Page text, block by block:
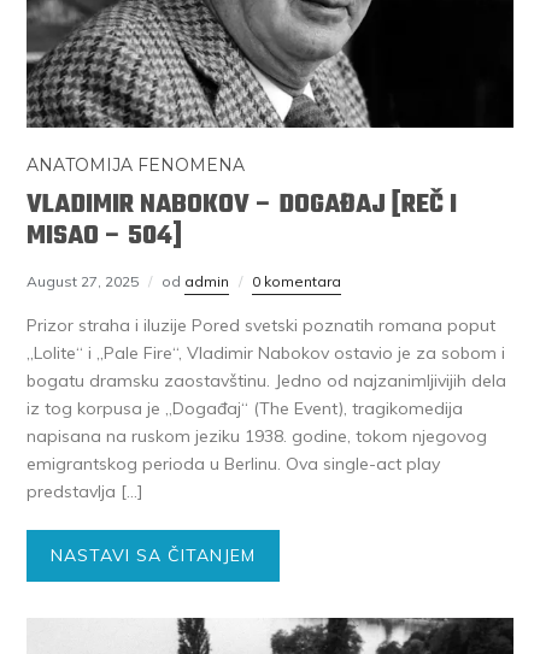
ANATOMIJA FENOMENA
VLADIMIR NABOKOV – DOGAĐAJ [REČ I
MISAO – 504]
August 27, 2025 od admin 0 komentara
Prizor straha i iluzije Pored svetski poznatih romana poput
„Lolite“ i „Pale Fire“, Vladimir Nabokov ostavio je za sobom i
bogatu dramsku zaostavštinu. Jedno od najzanimljivijih dela
iz tog korpusa je „Događaj“ (The Event), tragikomedija
napisana na ruskom jeziku 1938. godine, tokom njegovog
emigrantskog perioda u Berlinu. Ova single-act play
predstavlja […]
NASTAVI SA ČITANJEM